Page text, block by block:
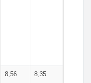
8,56 8,35